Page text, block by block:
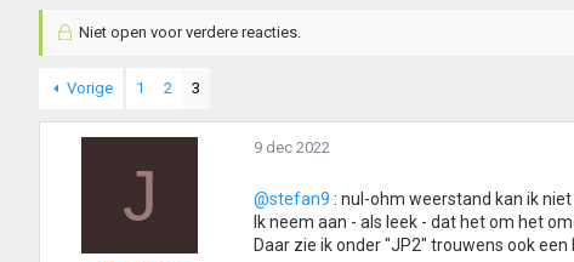
Niet open voor verdere reacties.
Vorige 1 2 3
J
9 dec 2022
@stefan9 : nul-ohm weerstand kan ik
Ik neem aan - als leek - dat het om het
Daar zie ik onder "JP2" trouwens ook